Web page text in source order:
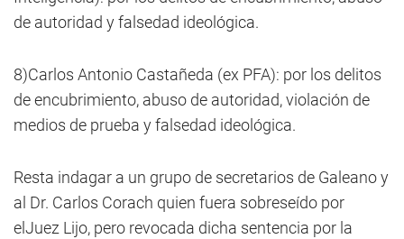
de autoridad y falsedad ideológica.
8)Carlos Antonio Castañeda (ex PFA): por los delitos
de encubrimiento, abuso de autoridad, violación de
medios de prueba y falsedad ideológica.
Resta indagar a un grupo de secretarios de Galeano y
al Dr. Carlos Corach quien fuera sobreseído por
elJuez Lijo, pero revocada dicha sentencia por la